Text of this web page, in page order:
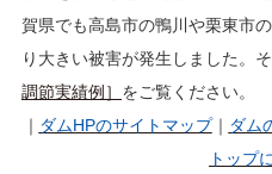
賀県でも高島市の鴨川や栗東市
り大きい被害が発生しました。
調節実績例］ をご覧ください。
｜ ダムHPのサイトマップ｜ ダム
トップ